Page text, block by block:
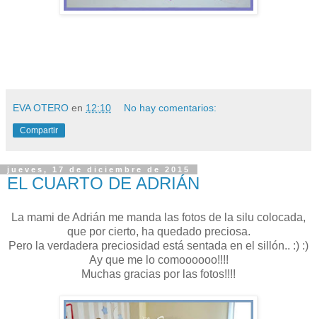
EVA OTERO en 12:10 No hay comentarios:
Compartir
jueves, 17 de diciembre de 2015
EL CUARTO DE ADRIÁN
La mami de Adrián me manda las fotos de la silu colocada,
que por cierto, ha quedado preciosa.
Pero la verdadera preciosidad está sentada en el sillón.. :) :)
Ay que me lo comoooooo!!!!
Muchas gracias por las fotos!!!!